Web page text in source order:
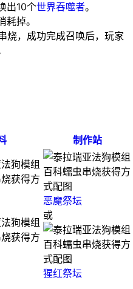
出10个世界吞噬者。
耗掉。
烧，成功完成召唤后，玩家
制作站
恶魔祭坛
或
猩红祭坛